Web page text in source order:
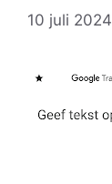
10 juli 2024